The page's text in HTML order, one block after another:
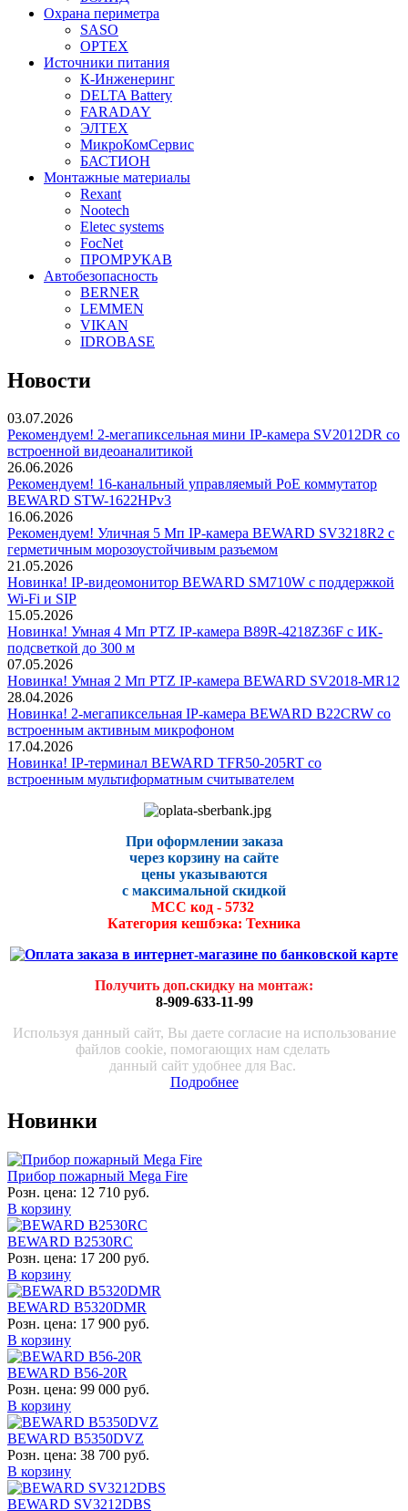
Охрана периметра
SASO
OPTEX
Источники питания
К-Инженеринг
DELTA Battery
FARADAY
ЭЛТЕХ
МикроКомСервис
БАСТИОН
Монтажные материалы
Rexant
Nootech
Eletec systems
FocNet
ПРОМРУКАВ
Автобезопасность
BERNER
LEMMEN
VIKAN
IDROBASE
Новости
03.07.2026
Рекомендуем! 2-мегапиксельная мини IP-камера SV2012DR со
встроенной видеоаналитикой
26.06.2026
Рекомендуем! 16-канальный управляемый PoE коммутатор
BEWARD STW-1622HPv3
16.06.2026
Рекомендуем! Уличная 5 Мп IP-камера BEWARD SV3218R2 с
герметичным морозоустойчивым разъемом
21.05.2026
Новинка! IP-видеомонитор BEWARD SM710W с поддержкой
Wi-Fi и SIP
15.05.2026
Новинка! Умная 4 Мп PTZ IP-камера B89R-4218Z36F с ИК-
подсветкой до 300 м
07.05.2026
Новинка! Умная 2 Мп PTZ IP-камера BEWARD SV2018-MR12
28.04.2026
Новинка! 2-мегапиксельная IP-камера BEWARD B22CRW со
встроенным активным микрофоном
17.04.2026
Новинка! IP-терминал BEWARD TFR50-205RT со
встроенным мультиформатным считывателем
При оформлении заказа
через корзину на сайте
цены указываются
с максимальной скидкой
МСС код - 5732
Категория кешбэка: Техника
Получить доп.скидку на монтаж:
8-909-633-11-99
Используя данный сайт, Вы даете согласие на использование
файлов cookie, помогающих нам сделать
данный сайт удобнее для Вас.
Подробнее
Новинки
Прибор пожарный Mega Fire
Розн. цена: 12 710 руб.
В корзину
BEWARD B2530RC
Розн. цена: 17 200 руб.
В корзину
BEWARD B5320DMR
Розн. цена: 17 900 руб.
В корзину
BEWARD B56-20R
Розн. цена: 99 000 руб.
В корзину
BEWARD B5350DVZ
Розн. цена: 38 700 руб.
В корзину
BEWARD SV3212DBS